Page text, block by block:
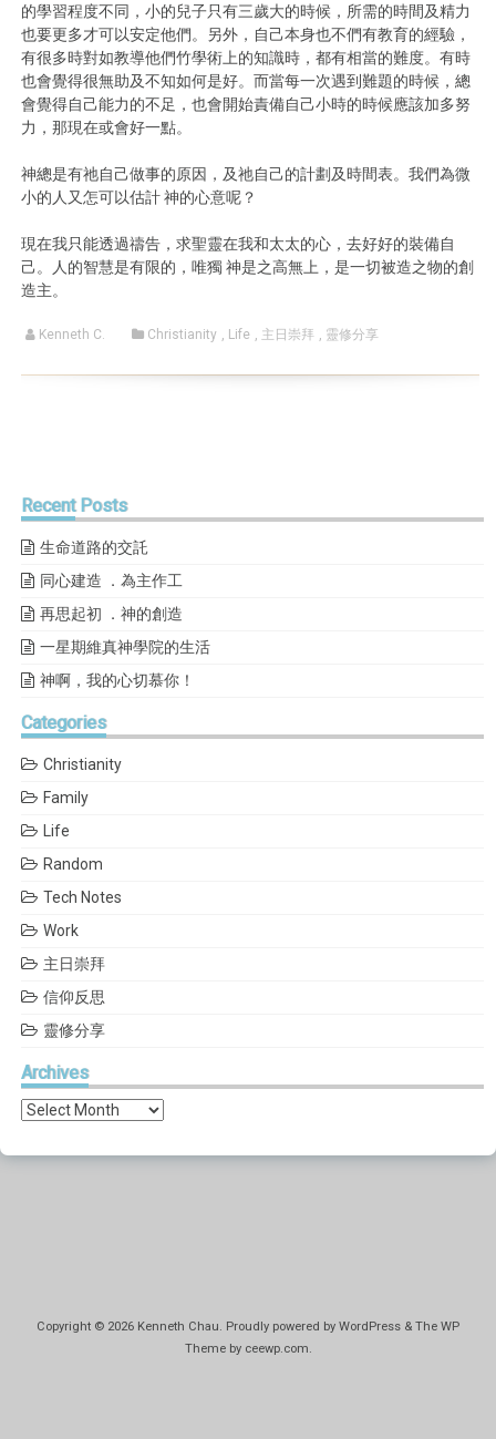
的學習程度不同，小的兒子只有三歲大的時候，所需的時間及精力
也要更多才可以安定他們。另外，自己本身也不們有教育的經驗，
有很多時對如教導他們竹學術上的知識時，都有相當的難度。有時
也會覺得很無助及不知如何是好。而當每一次遇到難題的時候，總
會覺得自己能力的不足，也會開始責備自己小時的時候應該加多努
力，那現在或會好一點。
神總是有祂自己做事的原因，及祂自己的計劃及時間表。我們為微
小的人又怎可以估計 神的心意呢？
現在我只能透過禱告，求聖靈在我和太太的心，去好好的裝備自
己。人的智慧是有限的，唯獨 神是之高無上，是一切被造之物的創
造主。
Kenneth C. Christianity Life 主日崇拜 靈修分享
RecentPosts
生命道路的交託
同心建造 ．為主作工
再思起初 ．神的創造
一星期維真神學院的生活
神啊，我的心切慕你！
Categories
Christianity
Family
Life
Random
Tech Notes
Work
主日崇拜
信仰反思
靈修分享
Archives
Archives
Copyright © 2026 Kenneth Chau . Proudly powered by WordPress & The WP
Theme by ceewp.com